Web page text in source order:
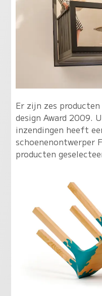
Er zijn zes
design Award 2009.
inzendingen heeft
schoenenontwerper
producten